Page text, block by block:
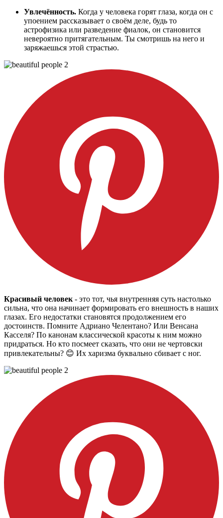
Увлечённость. Когда у человека горят глаза, когда он с
упоением рассказывает о своём деле, будь то
астрофизика или разведение фиалок, он становится
невероятно притягательным. Ты смотришь на него и
заряжаешься этой страстью.
Красивый человек - это тот, чья внутренняя суть настолько
сильна, что она начинает формировать его внешность в наших
глазах. Его недостатки становятся продолжением его
достоинств. Помните Адриано Челентано? Или Венсана
Касселя? По канонам классической красоты к ним можно
придраться. Но кто посмеет сказать, что они не чертовски
привлекательны? 😊 Их харизма буквально сбивает с ног.